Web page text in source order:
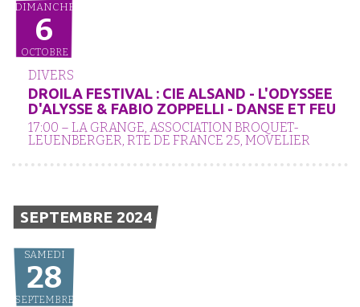
DIMANCHE
6
OCTOBRE
DIVERS
DROILA FESTIVAL : CIE ALSAND - L'ODYSSEE
D'ALYSSE & FABIO ZOPPELLI - DANSE ET FEU
17:00 – LA GRANGE, ASSOCIATION BROQUET-
LEUENBERGER, RTE DE FRANCE 25, MOVELIER
SEPTEMBRE 2024
SAMEDI
28
SEPTEMBRE